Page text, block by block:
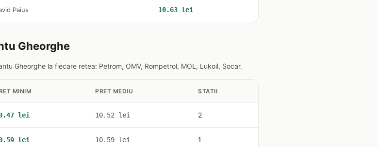
Paius 10.63 lei
Gheorghe
Gheorghe la fiecare retea: Petrom, OMV, Rompetrol, MOL, Lukoil, Socar.
MINIM PRET MEDIU STATII
lei 10.52 lei 2
lei 10.59 lei 1